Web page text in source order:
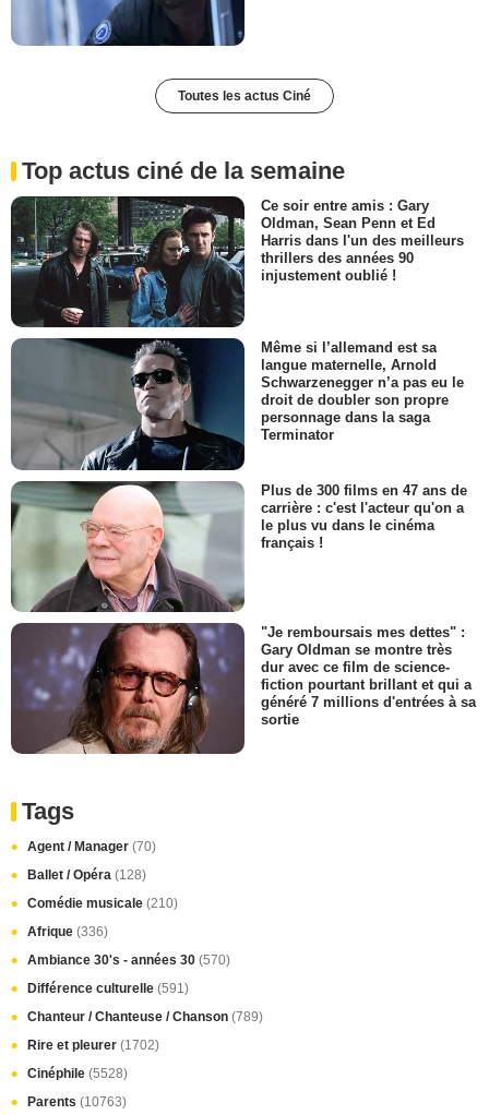
Toutes les actus Ciné
Top actus ciné de la semaine
Ce soir entre amis : Gary
Oldman, Sean Penn et Ed
Harris dans l'un des meilleurs
thrillers des années 90
injustement oublié !
Même si l’allemand est sa
langue maternelle, Arnold
Schwarzenegger n’a pas eu le
droit de doubler son propre
personnage dans la saga
Terminator
Plus de 300 films en 47 ans de
carrière : c'est l'acteur qu'on a
le plus vu dans le cinéma
français !
"Je remboursais mes dettes" :
Gary Oldman se montre très
dur avec ce film de science-
fiction pourtant brillant et qui a
généré 7 millions d'entrées à sa
sortie
Tags
Agent / Manager (70)
Ballet / Opéra (128)
Comédie musicale (210)
Afrique (336)
Ambiance 30's - années 30 (570)
Différence culturelle (591)
Chanteur / Chanteuse / Chanson (789)
Rire et pleurer (1702)
Cinéphile (5528)
Parents (10763)